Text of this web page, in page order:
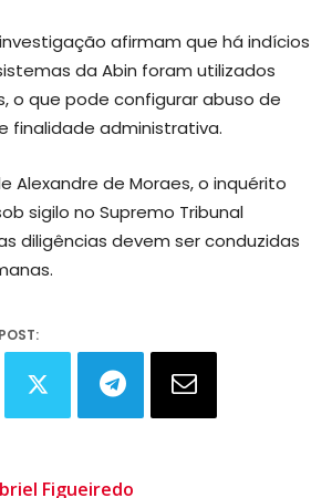
afirmam que há indícios
da Abin foram utilizados
o que pode configurar abuso de
finalidade administrativa.
Alexandre de Moraes, o inquérito
sigilo no Supremo Tribunal
diligências devem ser conduzidas
Figueiredo